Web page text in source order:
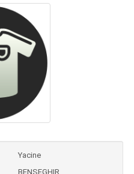
Yacine
BENSEGHIR